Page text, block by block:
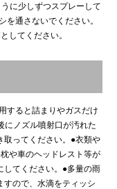
に少しずつスプレーして
を通さないでください。
してください。
すると詰まりやガスだけ
にノズル噴射口が汚れた
取ってください。●衣類や
や車のヘッドレスト等が
してください。●多量の雨
すので、水滴をティッシ